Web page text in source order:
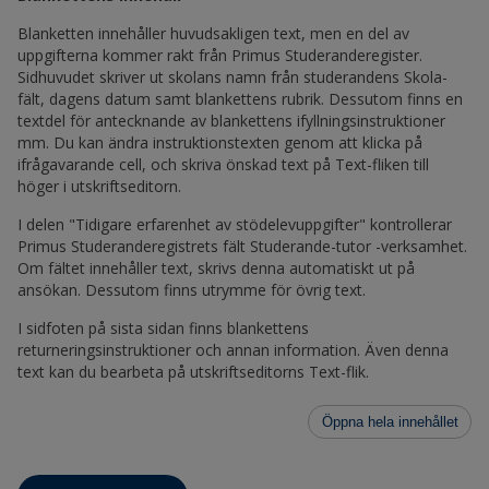
Blanketten innehåller huvudsakligen text, men en del av
uppgifterna kommer rakt från Primus Studeranderegister.
Sidhuvudet skriver ut skolans namn från studerandens Skola-
fält, dagens datum samt blankettens rubrik. Dessutom finns en
textdel för antecknande av blankettens ifyllningsinstruktioner
mm. Du kan ändra instruktionstexten genom att klicka på
ifrågavarande cell, och skriva önskad text på Text-fliken till
höger i utskriftseditorn.
I delen "Tidigare erfarenhet av stödelevuppgifter" kontrollerar
Primus Studeranderegistrets fält Studerande-tutor -verksamhet.
Om fältet innehåller text, skrivs denna automatiskt ut på
ansökan. Dessutom finns utrymme för övrig text.
I sidfoten på sista sidan finns blankettens
returneringsinstruktioner och annan information. Även denna
text kan du bearbeta på utskriftseditorns Text-flik.
Öppna hela innehållet